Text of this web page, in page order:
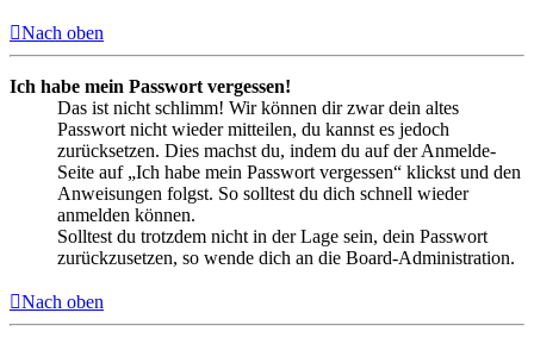
Nach oben
Ich habe mein Passwort vergessen!
Das ist nicht schlimm! Wir können dir zwar dein altes
Passwort nicht wieder mitteilen, du kannst es jedoch
zurücksetzen. Dies machst du, indem du auf der Anmelde-
Seite auf „Ich habe mein Passwort vergessen“ klickst und den
Anweisungen folgst. So solltest du dich schnell wieder
anmelden können.
Solltest du trotzdem nicht in der Lage sein, dein Passwort
zurückzusetzen, so wende dich an die Board-Administration.
Nach oben